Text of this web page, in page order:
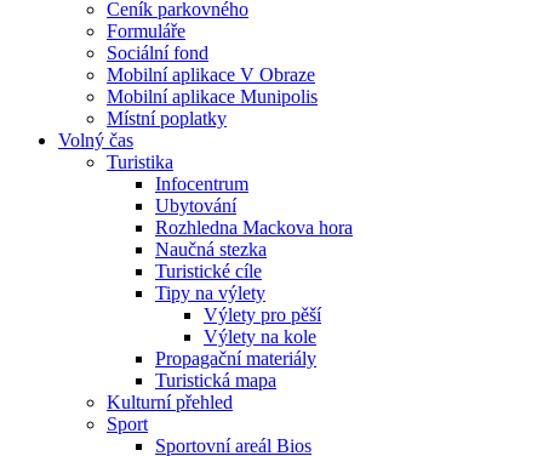
Ceník parkovného
Formuláře
Sociální fond
Mobilní aplikace V Obraze
Mobilní aplikace Munipolis
Místní poplatky
Volný čas
Turistika
Infocentrum
Ubytování
Rozhledna Mackova hora
Naučná stezka
Turistické cíle
Tipy na výlety
Výlety pro pěší
Výlety na kole
Propagační materiály
Turistická mapa
Kulturní přehled
Sport
Sportovní areál Bios